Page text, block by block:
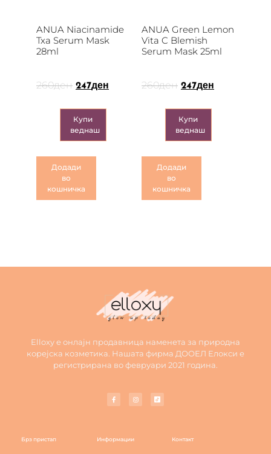
ANUA Niacinamide
Txa Serum Mask
28ml
260ден 247ден
Купи
веднаш
Додади
во
кошничка
ANUA Green Lemon
Vita C Blemish
Serum Mask 25ml
260ден 247ден
Купи
веднаш
Додади
во
кошничка
Elloxy е онлајн продавница наменета за природна
корејска козметика. Нашата фирма ДООЕЛ Елокси е
регистрирана во февруари 2021 година.
Брз пристап Информации Контакт